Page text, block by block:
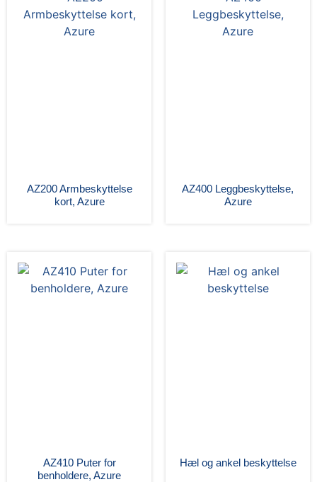
AZ200 Armbeskyttelse
kort, Azure
AZ400 Leggbeskyttelse,
Azure
AZ410 Puter for
benholdere, Azure
Hæl og ankel beskyttelse